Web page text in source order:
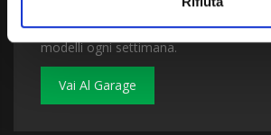
Dai un'occhiata al nostro garage.
modelli ogni settimana.
Vai Al Garage